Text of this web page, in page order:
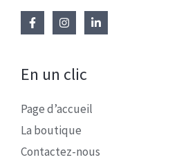
En un clic
Page d’accueil
La boutique
Contactez-nous